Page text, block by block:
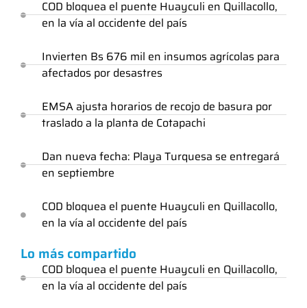
COD bloquea el puente Huayculi en Quillacollo,
en la vía al occidente del país
Invierten Bs 676 mil en insumos agrícolas para
afectados por desastres
EMSA ajusta horarios de recojo de basura por
traslado a la planta de Cotapachi
Dan nueva fecha: Playa Turquesa se entregará
en septiembre
COD bloquea el puente Huayculi en Quillacollo,
en la vía al occidente del país
Lo más compartido
COD bloquea el puente Huayculi en Quillacollo,
en la vía al occidente del país